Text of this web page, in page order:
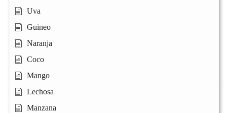
Uva
Guineo
Naranja
Coco
Mango
Lechosa
Manzana